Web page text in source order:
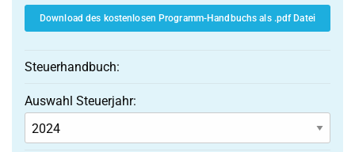
Download des kostenlosen Programm-Handbuchs als .pdf Datei
Steuerhandbuch:
Auswahl Steuerjahr: